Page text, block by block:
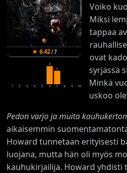
★ 6.42/7
1 2 3 4 5
4
6
3
7 8 9 10
Voiko
Miksi
tappaa
ovat
syrjässä
Minkä
uskoo
Pedon varjo ja muita
aikaisemmin
Howard tunnetaan erityisesti
luojana, mutta hän oli myös
kauhukirjailija. Howard yhdisti